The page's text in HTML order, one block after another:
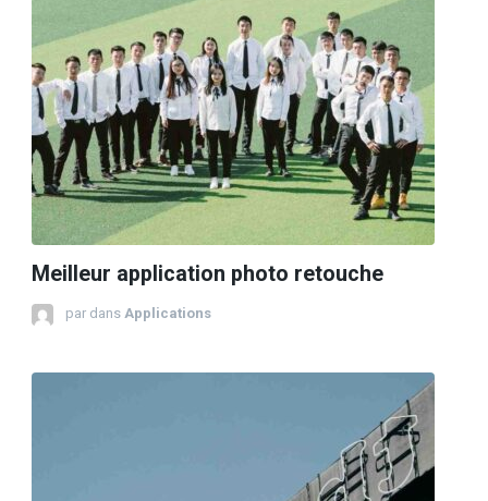
Meilleur application photo retouche
par dans Applications